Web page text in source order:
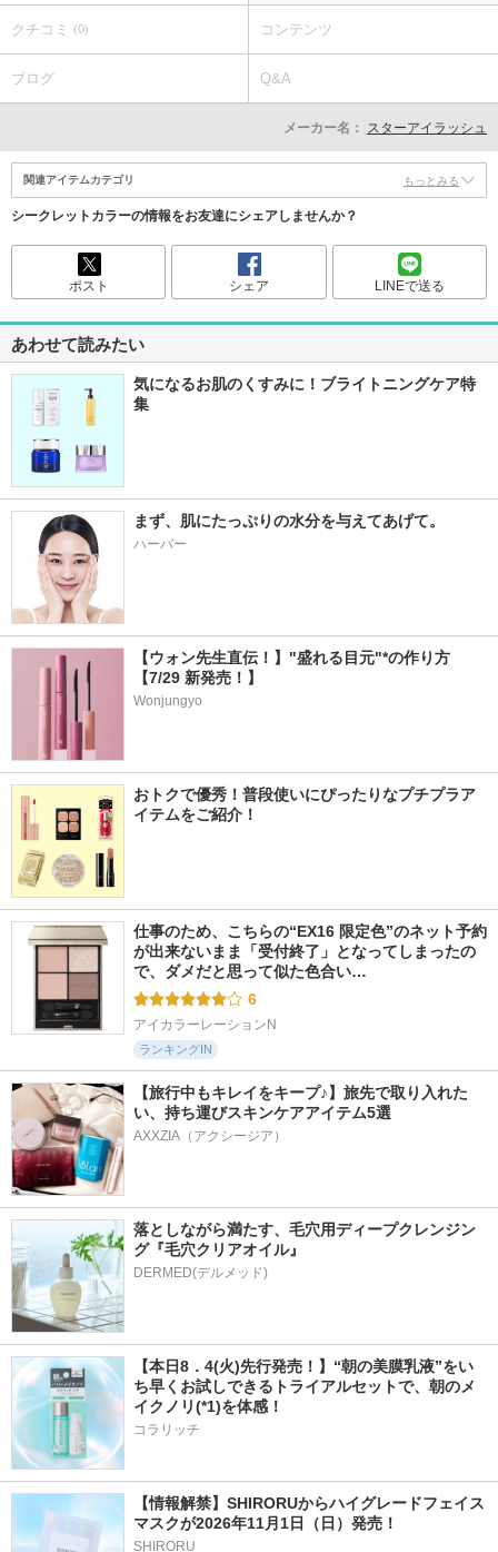
クチコミ (0) コンテンツ
ブログ Q&A
メーカー名： スターアイラッシュ
関連アイテムカテゴリ もっとみる
シークレットカラーの情報をお友達にシェアしませんか？
ポスト シェア LINEで送る
あわせて読みたい
気になるお肌のくすみに！ブライトニングケア特
集
まず、肌にたっぷりの水分を与えてあげて。
ハーバー
【ウォン先生直伝！】"盛れる目元"*の作り方
【7/29 新発売！】
Wonjungyo
おトクで優秀！普段使いにぴったりなプチプラア
イテムをご紹介！
仕事のため、こちらの“EX16 限定色”のネット予約
が出来ないまま「受付終了」となってしまったの
で、ダメだと思って似た色合い…
6
アイカラーレーションN
ランキングIN
【旅行中もキレイをキープ♪】旅先で取り入れた
い、持ち運びスキンケアアイテム5選
AXXZIA（アクシージア）
落としながら満たす、毛穴用ディープクレンジン
グ『毛穴クリアオイル』
【本日8．4(火)先行発売！】“朝の美膜乳液”をい
ち早くお試しできるトライアルセットで、朝のメ
イクノリ(*1)を体感！
コラリッチ
【情報解禁】SHIRORUからハイグレードフェイス
マスクが2026年11月1日（日）発売！
SHIRORU